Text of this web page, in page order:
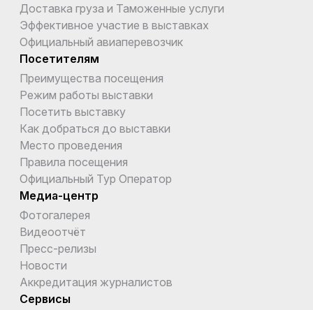
Доставка груза и Таможенные услуги
Эффективное участие в выставках
Официальный авиаперевозчик
Посетителям
Преимущества посещения
Режим работы выставки
Посетить выставку
Как добраться до выставки
Место проведения
Правила посещения
Официальный Тур Оператор
Медиа-центр
Фотогалерея
Видеоотчёт
Пресс-релизы
Новости
Аккредитация журналистов
Сервисы